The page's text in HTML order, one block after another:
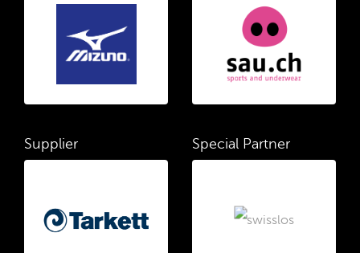
Supplier Special Partner